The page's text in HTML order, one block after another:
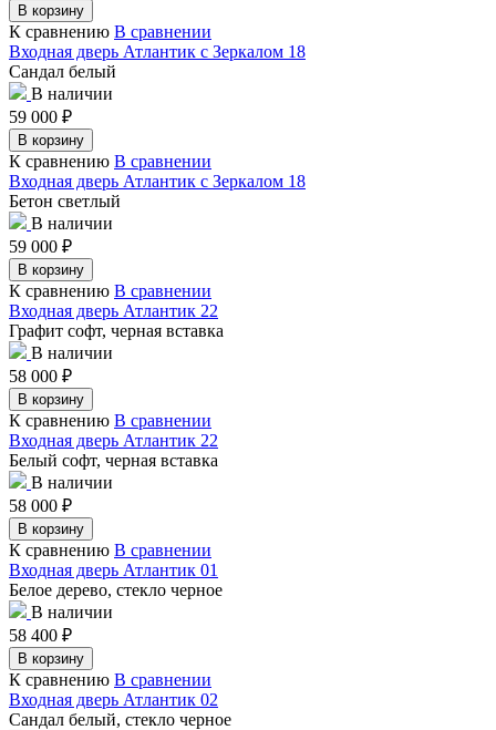
В корзину
К сравнению В сравнении
Входная дверь Атлантик с Зеркалом 18
Сандал белый
В наличии
59 000 ₽
В корзину
К сравнению В сравнении
Входная дверь Атлантик с Зеркалом 18
Бетон светлый
В наличии
59 000 ₽
В корзину
К сравнению В сравнении
Входная дверь Атлантик 22
Графит софт, черная вставка
В наличии
58 000 ₽
В корзину
К сравнению В сравнении
Входная дверь Атлантик 22
Белый софт, черная вставка
В наличии
58 000 ₽
В корзину
К сравнению В сравнении
Входная дверь Атлантик 01
Белое дерево, стекло черное
В наличии
58 400 ₽
В корзину
К сравнению В сравнении
Входная дверь Атлантик 02
Сандал белый, стекло черное